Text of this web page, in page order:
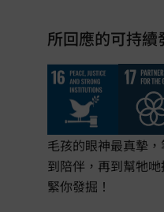
所回應的可持續
毛孩的眼神最真摯
到陪伴，再到幫牠
緊你發掘！